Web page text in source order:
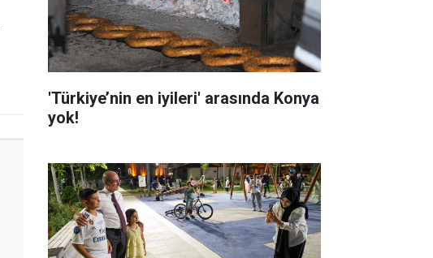
'Türkiye’nin en iyileri' arasında Konya
yok!